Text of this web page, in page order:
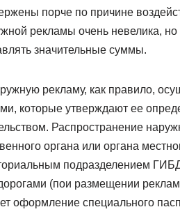
порче по причине
рекламы очень невелика,
значительные суммы.
рекламу, как правило,
которые утверждают ее
Распространение
органа или органа
подразделением
(пои размещении
оформление специального